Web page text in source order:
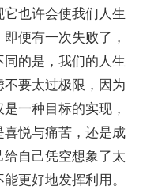
也许会使我们人生
便有一次失败了，
的是，我们的人生
要太过极限，因为
一种目标的实现，
悦与痛苦，还是成
自己凭空想象了太
更好地发挥利用。